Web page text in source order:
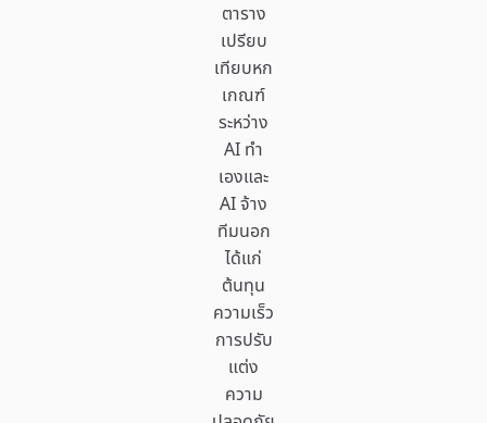
ตาราง
เปรียบ
เทียบหก
เกณฑ์
ระหว่าง
AI ทำ
เองและ
AI จ้าง
ทีมนอก
ได้แก่
ต้นทุน
ความเร็ว
การปรับ
แต่ง
ความ